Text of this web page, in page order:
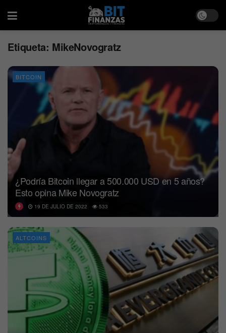
Etiqueta: MikeNovogratz
BITCOIN
¿Podría Bitcoin llegar a 500.000 USD en 5 años?
Esto opina Mike Novogratz
19 DE JULIO DE 2022 533
ALTCOINS